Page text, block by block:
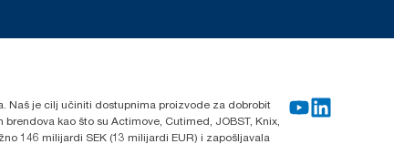
Naš je cilj učiniti dostupnima proizvode za dobrobit
kao što su Actimove, Cutimed, JOBST, Knix,
146 milijardi SEK (13 milijardi EUR) i zapošljavala